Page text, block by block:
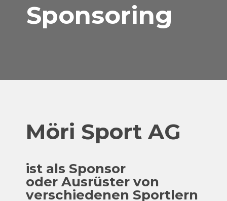
Sponsoring
Möri Sport AG
ist als Sponsor
oder Ausrüster von
verschiedenen Sportlern